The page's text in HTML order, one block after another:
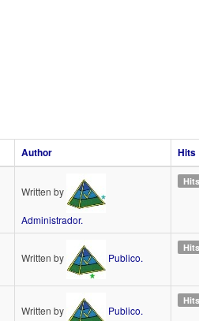
Author Hits
Written by
Administrador.
Written by
Publico.
Written by
Publico.